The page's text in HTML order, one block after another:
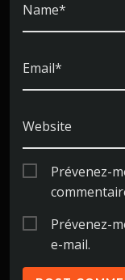
Name*
Email*
Website
Prévenez-
Prévenez-
e-mail.